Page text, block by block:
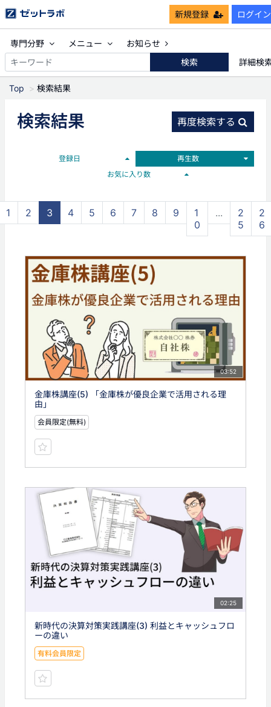
新規登録 ログイン
専門分野 メニュー
お知らせ
検索
詳細検
Top 検索結果
検索結果 再度検索する
登録日
再生数
お気に入り数
1 2 3 4 5 6 7 8 9
1
0
...
2
5
2
6
03:52
金庫株講座(5) 「金庫株が優良企業で活用される理
由」
会員限定(無料)
02:25
新時代の決算対策実践講座(3) 利益とキャッシュフロ
ーの違い
有料会員限定